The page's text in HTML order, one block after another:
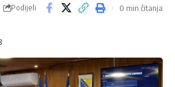
Podijeli 0 min čitanja